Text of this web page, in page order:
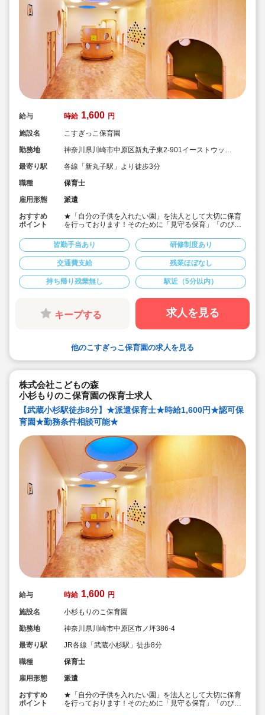
給与 時給 1,600 円
施設名
こすぎっこ保育園
勤務地
神奈川県川崎市中原区新丸子東2-901イーストウッド
最寄り駅
各線「新丸子駅」より徒歩3分
職種
保育士
雇用形態
派遣
おすすめ
ポイント
★「自分の子供を入れたい園」を法人として大切に保育
を行っております！そのために「見守る保育」「のびの
す♪
★保育士専任のコンサルタントがあなたの派遣就業を安
心サポートいたします
★新丸子駅より徒歩3分の定員30名の認可保育園！
★時給1,600円の求人です！
★勤務条件等相談可能です！
キララサポートで派遣就業する3つのメリット
・求人提案から就業後のサポートまで専任コンサルタン
トが細やかに対応します
・手当や福利厚生については当社独自のサービスもご用
ったサポートに定評があります
皆勤手当あり 研修制度あり
交通費支給 残業ほぼなし
持ち帰り残業無し 駅近（5分以内）
キープする 求人を見る
他のこすぎっこ保育園の求人を見る
株式会社こどもの森
小杉もりのこ保育園の保育士求人
【武蔵小杉駅徒歩8分】★派遣保育士★時給1,600円★認可保
育園★勤務条件相談可能★
給与 時給 1,600 円
施設名
小杉もりのこ保育園
勤務地
神奈川県川崎市中原区市ノ坪386-4
最寄り駅
JR各線「武蔵小杉駅」徒歩8分
職種
保育士
雇用形態
派遣
おすすめ
ポイント
★「自分の子供を入れたい園」を法人として大切に保育
を行っております！そのために「見守る保育」「のびの